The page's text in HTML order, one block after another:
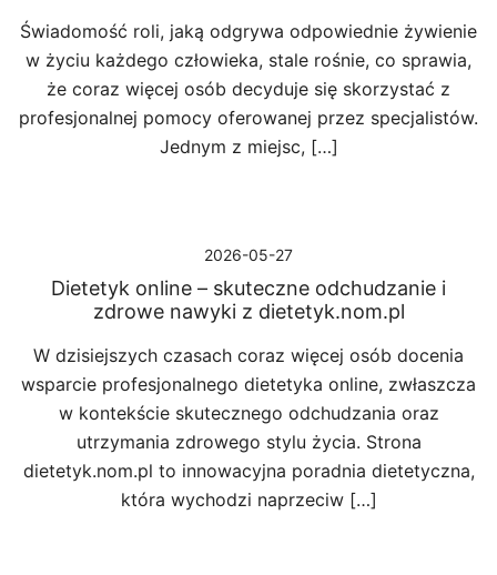
Świadomość roli, jaką odgrywa odpowiednie żywienie
w życiu każdego człowieka, stale rośnie, co sprawia,
że coraz więcej osób decyduje się skorzystać z
profesjonalnej pomocy oferowanej przez specjalistów.
Jednym z miejsc, […]
2026-05-27
Dietetyk online – skuteczne odchudzanie i
zdrowe nawyki z dietetyk.nom.pl
W dzisiejszych czasach coraz więcej osób docenia
wsparcie profesjonalnego dietetyka online, zwłaszcza
w kontekście skutecznego odchudzania oraz
utrzymania zdrowego stylu życia. Strona
dietetyk.nom.pl to innowacyjna poradnia dietetyczna,
która wychodzi naprzeciw […]